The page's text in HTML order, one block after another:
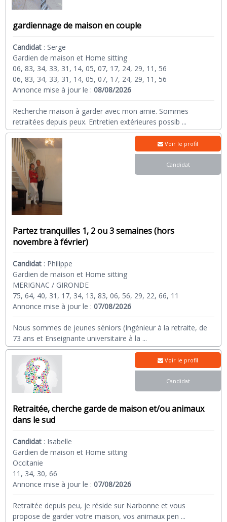
gardiennage de maison en couple
Candidat : Serge
Gardien de maison et Home sitting
06, 83, 34, 33, 31, 14, 05, 07, 17, 24, 29, 11, 56
06, 83, 34, 33, 31, 14, 05, 07, 17, 24, 29, 11, 56
Annonce mise à jour le :08/08/2026
Recherche maison à garder avec mon amie. Sommes
retraitées depuis peux. Entretien extérieures possib ...
Partez tranquilles 1, 2 ou 3 semaines (hors
novembre à février)
Candidat : Philippe
Gardien de maison et Home sitting
MERIGNAC / GIRONDE
75, 64, 40, 31, 17, 34, 13, 83, 06, 56, 29, 22, 66, 11
Annonce mise à jour le :07/08/2026
Nous sommes de jeunes séniors (Ingénieur à la retraite, de
73 ans et Enseignante universitaire à la ...
Voir le profil
Candidat
Retraitée, cherche garde de maison et/ou animaux
dans le sud
Candidat : Isabelle
Gardien de maison et Home sitting
Occitanie
11, 34, 30, 66
Annonce mise à jour le :07/08/2026
Retraitée depuis peu, je réside sur Narbonne et vous
propose de garder votre maison, vos animaux pen ...
Voir le profil
Candidat